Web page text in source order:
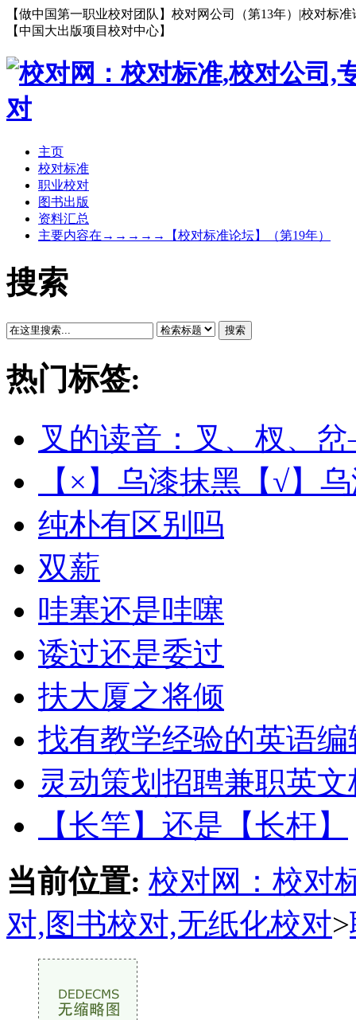
【做中国第一职业校对团队】校对网公司（第13年）|校对标
【中国大出版项目校对中心】
主页
校对标准
职业校对
图书出版
资料汇总
主要内容在→→→→→【校对标准论坛】（第19年）
搜索
搜索
热门标签:
叉的读音：叉、杈、
【×】乌漆抹黑【√】
纯朴有区别吗
双薪
哇塞还是哇噻
诿过还是委过
扶大厦之将倾
找有教学经验的英语编
灵动策划招聘兼职英
【长竿】还是【长杆】
当前位置: 校对网：校对
对,图书校对,无纸化校对>